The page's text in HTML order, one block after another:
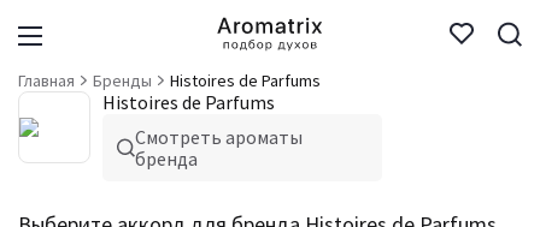
Главная Бренды Histoires de Parfums
Histoires de Parfums
Смотреть ароматы
бренда